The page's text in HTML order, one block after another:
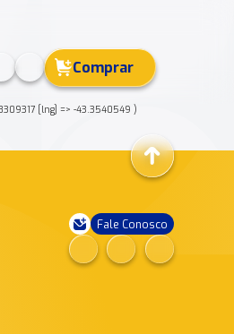
Comprar
[lng] => -43.3540549 )
Fale Conosco